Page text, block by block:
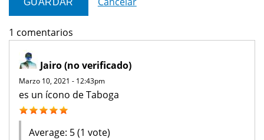
1 comentarios
Jairo (no verificado)
Marzo 10, 2021 - 12:43pm
es un ícono de Taboga
Average: 5(1 vote)